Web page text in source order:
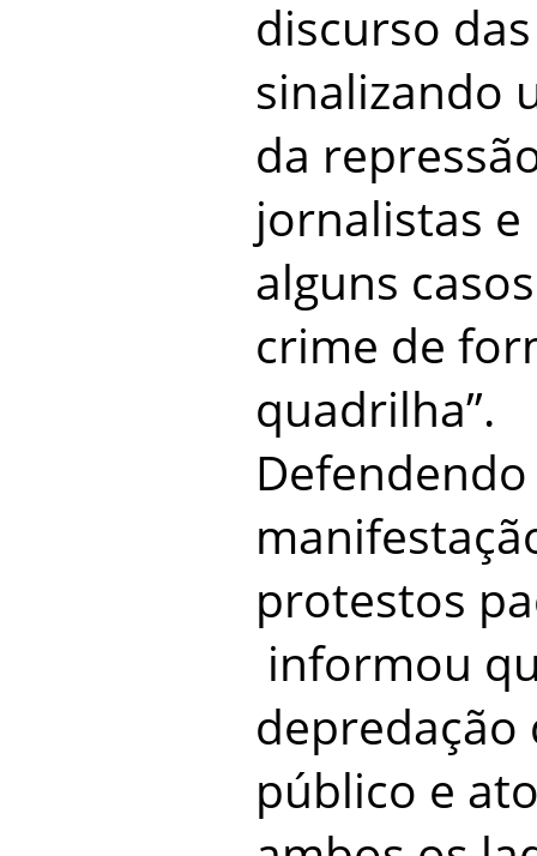
discurso
sinalizando
da
jornalistas
alguns
crime de
quadrilha”.
protestos
informou
público e